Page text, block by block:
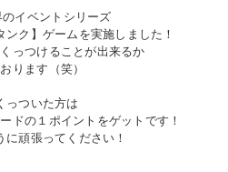
イベントシリーズ
ク】ゲームを実施しました！
っつけることが出来るか
ります（笑）
っついた方は
ドの１ポイントをゲットです！
に頑張ってください！